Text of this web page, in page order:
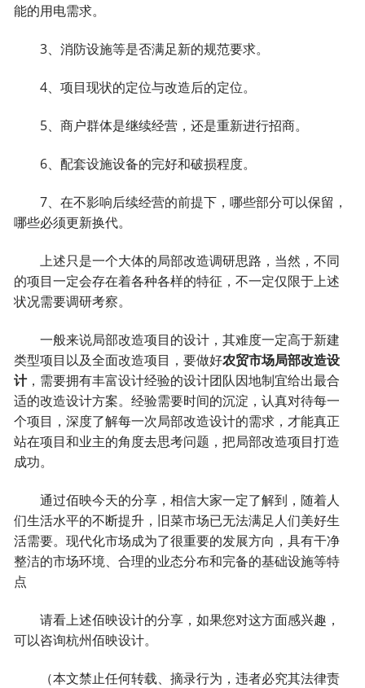
能的用电需求。
3、消防设施等是否满足新的规范要求。
4、项目现状的定位与改造后的定位。
5、商户群体是继续经营，还是重新进行招商。
6、配套设施设备的完好和破损程度。
7、在不影响后续经营的前提下，哪些部分可以保留，
哪些必须更新换代。
上述只是一个大体的局部改造调研思路，当然，不同
的项目一定会存在着各种各样的特征，不一定仅限于上述
状况需要调研考察。
一般来说局部改造项目的设计，其难度一定高于新建
类型项目以及全面改造项目，要做好农贸市场局部改造设
计，需要拥有丰富设计经验的设计团队因地制宜给出最合
适的改造设计方案。经验需要时间的沉淀，认真对待每一
个项目，深度了解每一次局部改造设计的需求，才能真正
站在项目和业主的角度去思考问题，把局部改造项目打造
成功。
通过佰映今天的分享，相信大家一定了解到，随着人
们生活水平的不断提升，旧菜市场已无法满足人们美好生
活需要。现代化市场成为了很重要的发展方向，具有干净
整洁的市场环境、合理的业态分布和完备的基础设施等特
点
请看上述佰映设计的分享，如果您对这方面感兴趣，
可以咨询杭州佰映设计。
（本文禁止任何转载、摘录行为，违者必究其法律责